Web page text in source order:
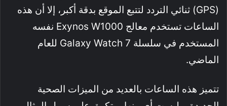
(GPS) ثنائي التردد لتتبع الموقع بدقة أكبر، إلا أن هذه
الساعات تستخدم معالج Exynos W1000 نفسه
المستخدم في سلسلة Galaxy Watch 7 للعام
الماضي.
تتميز هذه الساعات بالعديد من الميزات الصحية